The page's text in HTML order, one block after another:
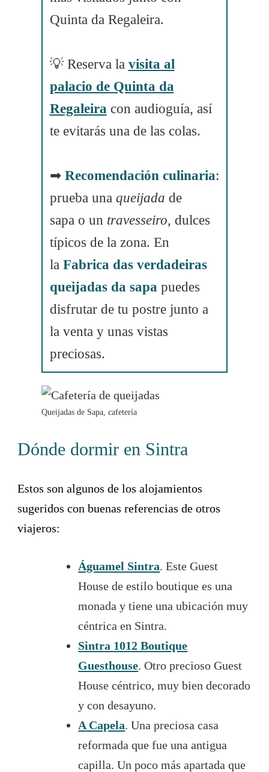
Quinta da Regaleira.
💡 Reserva la visita al
palacio de Quinta da
Regaleiracon audioguía, así
te evitarás una de las colas.
➡ Recomendación culinaria:
prueba una queijada de
sapa o un travesseiro, dulces
típicos de la zona. En
la Fabrica das verdadeiras
queijadas da sapapuedes
disfrutar de tu postre junto a
la venta y unas vistas
preciosas.
Queijadas de Sapa, cafetería
Dónde dormir en Sintra
Estos son algunos de los alojamientos
sugeridos con buenas referencias de otros
viajeros:
Águamel Sintra. Este Guest
House de estilo boutique es una
monada y tiene una ubicación muy
céntrica en Sintra.
Sintra 1012 Boutique
Guesthouse. Otro precioso Guest
House céntrico, muy bien decorado
y con desayuno.
A Capela. Una preciosa casa
reformada que fue una antigua
capilla. Un poco más apartada que